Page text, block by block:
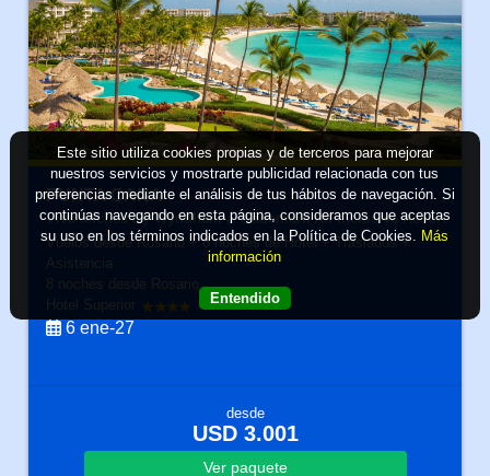
PUNTA CANA
Viva Miches By Wyndham a Trademark All Inclusive Resort
Vuelos desde Rosario + 8 noches de Hotel + Traslados +
Asistencia
8 noches desde Rosario
Hotel Superior
All Inclusive
6 ene-27
desde
USD 3.001
Ver paquete
Este sitio utiliza cookies propias y de terceros para mejorar
nuestros servicios y mostrarte publicidad relacionada con tus
preferencias mediante el análisis de tus hábitos de navegación. Si
continúas navegando en esta página, consideramos que aceptas
su uso en los términos indicados en la Política de Cookies. Más
información
Entendido